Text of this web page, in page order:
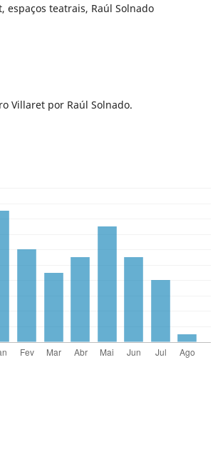
espaços teatrais, Raúl Solnado
Villaret por Raúl Solnado.